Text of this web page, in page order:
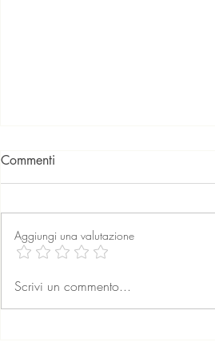
La professione dell’agente
Commenti
Aggiungi una valutazione
Scrivi un commento...